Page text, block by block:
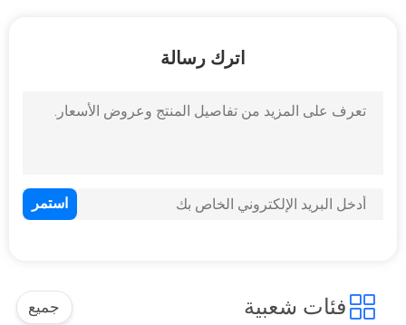
اترك رسالة
فئات شعبية جميع